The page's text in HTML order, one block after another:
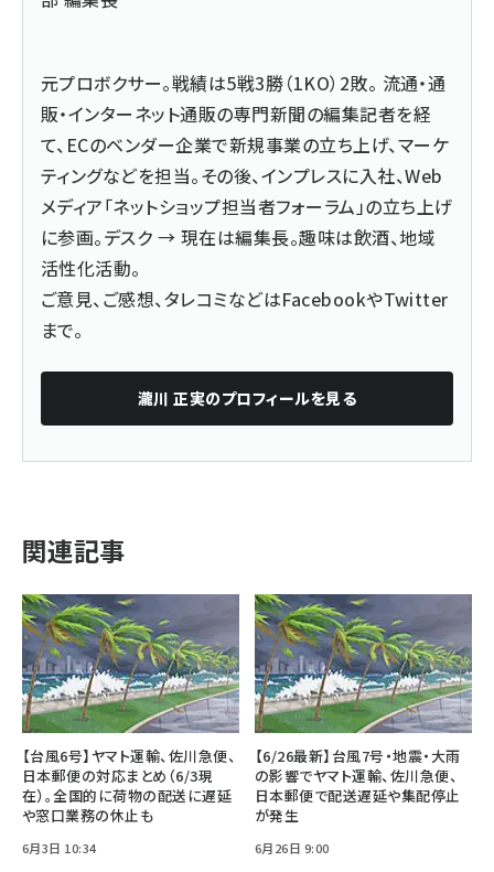
元プロボクサー。戦績は5戦3勝（1KO）2敗。 流通・通
販・インターネット通販の専門新聞の編集記者を経
て、ECのベンダー企業で新規事業の立ち上げ、マーケ
ティングなどを担当。その後、インプレスに入社、Web
メディア「ネットショップ担当者フォーラム」の立ち上げ
に参画。デスク → 現在は編集長。趣味は飲酒、地域
活性化活動。
ご意見、ご感想、タレコミなどはFacebookやTwitter
まで。
瀧川 正実のプロフィールを見る
関連記事
【台風6号】ヤマト運輸、佐川急便、
日本郵便の対応まとめ（6/3現
在）。全国的に荷物の配送に遅延
や窓口業務の休止も
6月3日 10:34
【6/26最新】台風7号・地震・大雨
の影響でヤマト運輸、佐川急便、
日本郵便で配送遅延や集配停止
が発生
6月26日 9:00